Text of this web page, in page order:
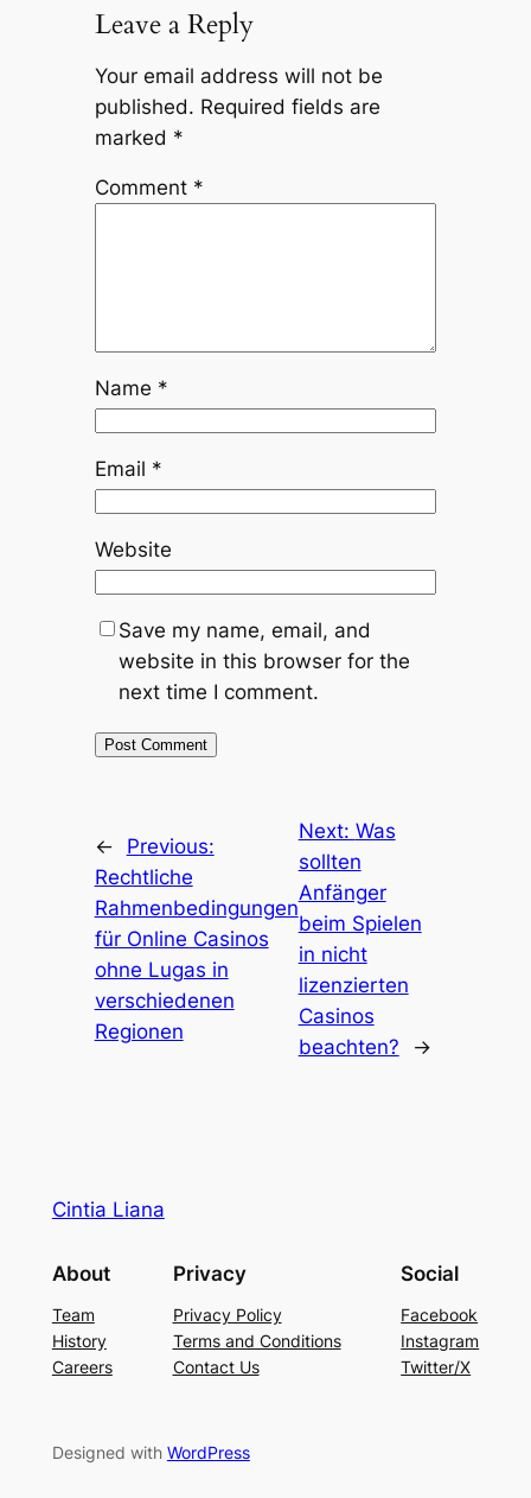
Leave a Reply
Your email address will not be
published. Required fields are
marked *
Comment *
Name *
Email *
Website
Save my name, email, and
website in this browser for the
next time I comment.
←
Previous:
Rechtliche
Rahmenbedingungen
für Online Casinos
ohne Lugas in
verschiedenen
Regionen
Next: Was
sollten
Anfänger
beim Spielen
in nicht
lizenzierten
Casinos
beachten?
→
Cintia Liana
About
Team
History
Careers
Privacy
Privacy Policy
Terms and Conditions
Contact Us
Social
Facebook
Instagram
Twitter/X
Designed with WordPress